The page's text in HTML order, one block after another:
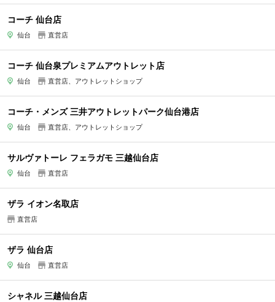
コーチ 仙台店
仙台 直営店
コーチ 仙台泉プレミアムアウトレット店
仙台 直営店、アウトレットショップ
コーチ・メンズ 三井アウトレットパーク仙台港店
仙台 直営店、アウトレットショップ
サルヴァトーレ フェラガモ 三越仙台店
仙台 直営店
ザラ イオン名取店
直営店
ザラ 仙台店
仙台 直営店
シャネル 三越仙台店